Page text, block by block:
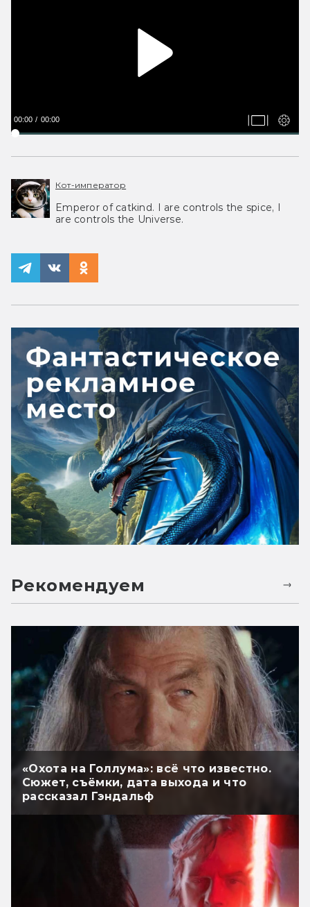
00:00 00:00
Кот-император
Emperor of catkind. I are controls the spice, I
are controls the Universe.
Рекомендуем
«Охота на Голлума»: всё что известно.
Сюжет, съёмки, дата выхода и что
рассказал Гэндальф